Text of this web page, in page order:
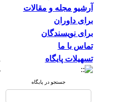
آرشیو مجله و مقالات
برای داوران
برای نویسندگان
تماس با ما
تسهیلات پایگاه
جستجو در پایگاه